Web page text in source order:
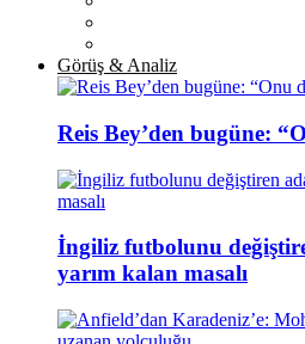
Görüş & Analiz
Reis Bey’den bugüne:
İngiliz futbolunu
yarım kalan masalı